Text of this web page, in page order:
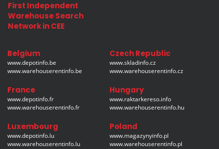
First Independent
Warehouse Search
Network in CEE
Belgium
www.depotinfo.be
www.warehouserentinfo.be
Czech Republic
www.skladinfo.cz
www.warehouserentinfo.cz
France
www.depotinfo.fr
www.warehouserentinfo.fr
Hungary
www.raktarkereso.info
www.warehouserentinfo.hu
Luxembourg
www.depotinfo.lu
www.warehouserentinfo.lu
Poland
www.magazynyinfo.pl
www.warehouserentinfo.pl